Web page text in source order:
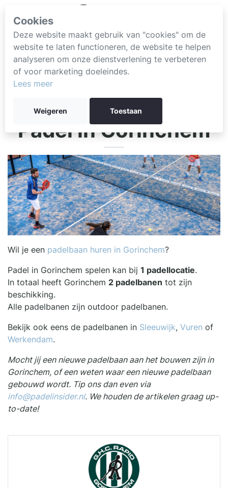
Cookies
Deze website maakt gebruik van "cookies" om de
website te laten functioneren, de website te helpen
analyseren om onze dienstverlening te verbeteren
of voor marketing doeleindes.
Lees meer
Weigeren Toestaan
Padel in Gorinchem
Wil je een padelbaan huren in Gorinchem?
Padel in Gorinchem spelen kan bij 1 padellocatie.
In totaal heeft Gorinchem 2 padelbanen tot zijn
beschikking.
Alle padelbanen zijn outdoor padelbanen.
Bekijk ook eens de padelbanen in Sleeuwijk, Vuren of
Werkendam.
Mocht jij een nieuwe padelbaan aan het bouwen zijn in
Gorinchem, of een weten waar een nieuwe padelbaan
gebouwd wordt. Tip ons dan even via
info@padelinsider.nl. We houden de artikelen graag up-
to-date!